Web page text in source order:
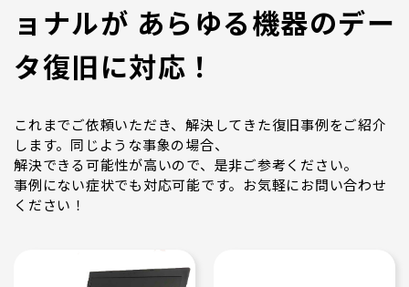
ョナルが あらゆる機器のデー
タ復旧に対応！
これまでご依頼いただき、解決してきた復旧事例をご紹介
します。同じような事象の場合、
解決できる可能性が高いので、是非ご参考ください。
事例にない症状でも対応可能です。お気軽にお問い合わせ
ください！